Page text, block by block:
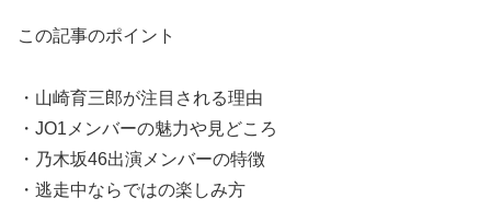
この記事のポイント
・山崎育三郎が注目される理由
・JO1メンバーの魅力や見どころ
・乃木坂46出演メンバーの特徴
・逃走中ならではの楽しみ方